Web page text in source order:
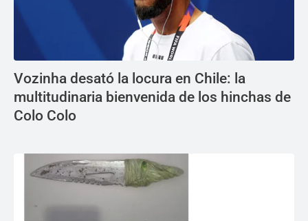
Vozinha desató la locura en Chile: la
multitudinaria bienvenida de los hinchas de
Colo Colo